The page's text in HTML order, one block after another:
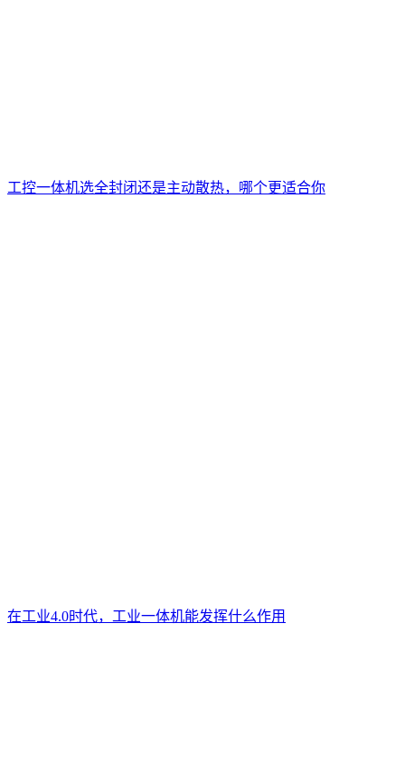
工控一体机选全封闭还是主动散热，哪个更适合你
在工业4.0时代，工业一体机能发挥什么作用